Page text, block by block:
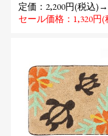
定価：2,200円(税込)→
セール価格：1,320円(